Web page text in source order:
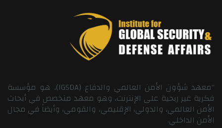
“معهد شؤون الأمن العالمي والدفاع (IGSDA)، هو مؤسسة
فكرية غير ربحية على الإنترنت، وهو معهد متخصص في أبحاث
الأمن العالمي، والدولي، الإقليمي، والقومي، وأيضاً في مجال
الأمن الداخلي.